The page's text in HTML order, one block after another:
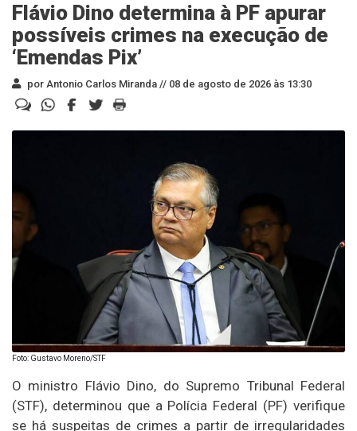
Flávio Dino determina à PF apurar
possíveis crimes na execução de
‘Emendas Pix’
por Antonio Carlos Miranda // 08 de agosto de 2026 às 13:30
Foto: Gustavo Moreno/STF
O ministro Flávio Dino, do Supremo Tribunal Federal
(STF), determinou que a Polícia Federal (PF) verifique
se há suspeitas de crimes a partir de irregularidades